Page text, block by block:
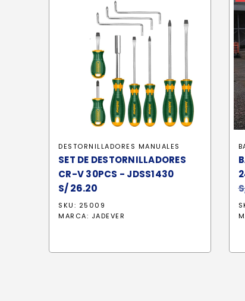
DESTORNILLADORES MANUALES
SET DE DESTORNILLADORES
CR-V 30PCS - JDSS1430
S/26.20
SKU: 25009
MARCA: JADEVER